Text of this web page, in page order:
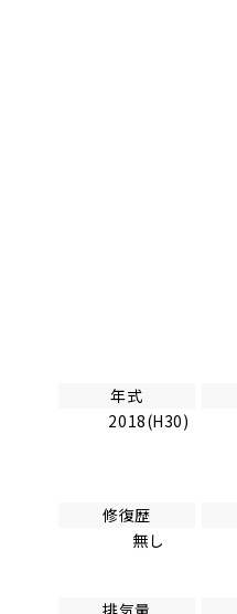
年式
2018(H30)
修復歴
無し
排気量